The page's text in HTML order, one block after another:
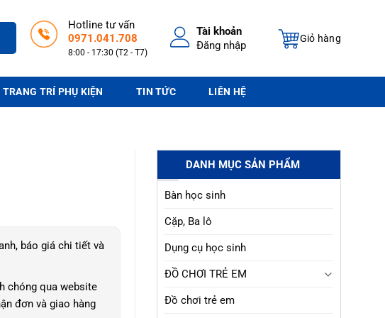
Hotline tư vấn
0971.041.708
8:00 - 17:30 (T2 - T7)
Tài khoản
Đăng nhập
Giỏ hàng
TRANG TRÍ PHỤ KIỆN TIN TỨC LIÊN HỆ
DANH MỤC SẢN PHẨM
Bàn học sinh
Cặp, Ba lô
Dụng cụ học sinh
ĐỒ CHƠI TRẺ EM
Đồ chơi trẻ em
báo giá chi tiết và
chóng qua website
đơn và giao hàng